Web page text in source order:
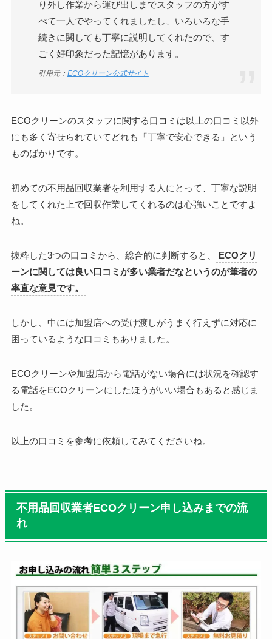
り外し作業から運び出しまでスタッフの方がす
べて一人でやってくれましたし、いろいろな手
続きに関しても丁寧に説明してくれたので、す
ごく好印象だった記憶があります。
引用元： ECOクリーン公式サイト
ECOクリーンのスタッフに関する口コミは以上の口コミ以外
にも多く寄せられていてどれも「丁寧で安心できる」という
ものばかりです。
初めての不用品回収業者を利用する人にとって、丁寧な説明
をしてくれた上で回収作業してくれるのは心強いことですよ
ね。
抜粋した3つの口コミから、総合的に判断すると、
ECOクリ
ーンに関しては良い口コミが多い業者だなというのが筆者の
率直な意見です。
しかし、中には加盟店への受け渡しがうまく行えずに対応に
困っているような口コミもありました。
ECOクリーンや加盟店から電話がない場合には状況を確認す
る電話をECOクリーンにしたほうがいい場合もあると感じま
した。
以上の口コミを参考に依頼してみてくださいね。
不用品回収業者ECOクリーン申し込みまでの流
れ